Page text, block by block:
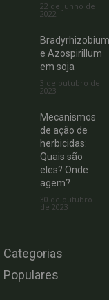
22 de junho de
2022
Bradyrhizobium
e Azospirillum
em soja
3 de outubro de
2023
Mecanismos
de ação de
herbicidas:
Quais são
eles? Onde
agem?
30 de outubro
de 2023
Categorias
Populares